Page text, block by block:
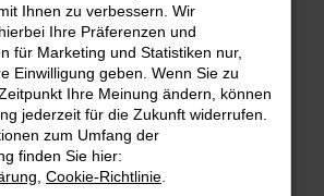
kaufen,
für
Ihnen zu verbessern. Wir
Ihre Präferenzen und
für Marketing und Statistiken nur,
Einwilligung geben. Wenn Sie zu
Ihre Meinung ändern, können
jederzeit für die Zukunft widerrufen.
zum Umfang der
finden Sie hier:
Cookie-Richtlinie